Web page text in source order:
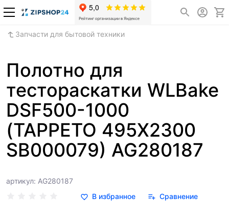
Запчасти для бытовой техники
Полотно для
тестораскатки WLBake
DSF500-1000
(TAPPETO 495X2300
SB000079) AG280187
артикул: AG280187
В избранное
Сравнение